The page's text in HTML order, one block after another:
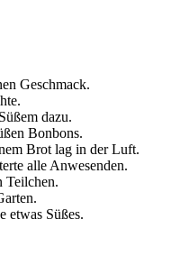
Geschmack.
dazu.
Bonbons.
Brot lag in der Luft.
alle Anwesenden.
Teilchen.
etwas Süßes.